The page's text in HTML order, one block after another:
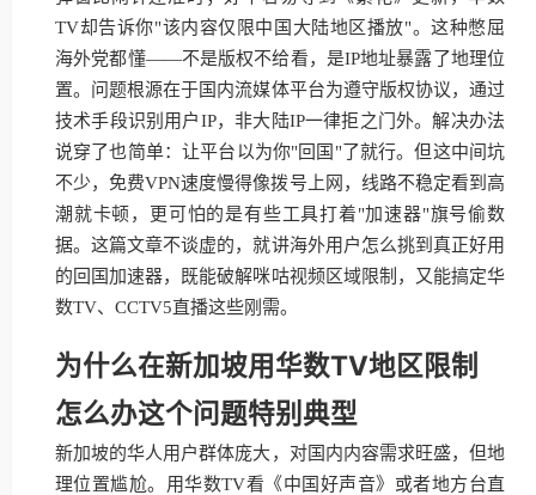
TV却告诉你"该内容仅限中国大陆地区播放"。这种憋屈
海外党都懂——不是版权不给看，是IP地址暴露了地理位
置。问题根源在于国内流媒体平台为遵守版权协议，通过
技术手段识别用户IP，非大陆IP一律拒之门外。解决办法
说穿了也简单：让平台以为你"回国"了就行。但这中间坑
不少，免费VPN速度慢得像拨号上网，线路不稳定看到高
潮就卡顿，更可怕的是有些工具打着"加速器"旗号偷数
据。这篇文章不谈虚的，就讲海外用户怎么挑到真正好用
的回国加速器，既能破解咪咕视频区域限制，又能搞定华
数TV、CCTV5直播这些刚需。
为什么在新加坡用华数TV地区限制
怎么办这个问题特别典型
新加坡的华人用户群体庞大，对国内内容需求旺盛，但地
理位置尴尬。用华数TV看《中国好声音》或者地方台直